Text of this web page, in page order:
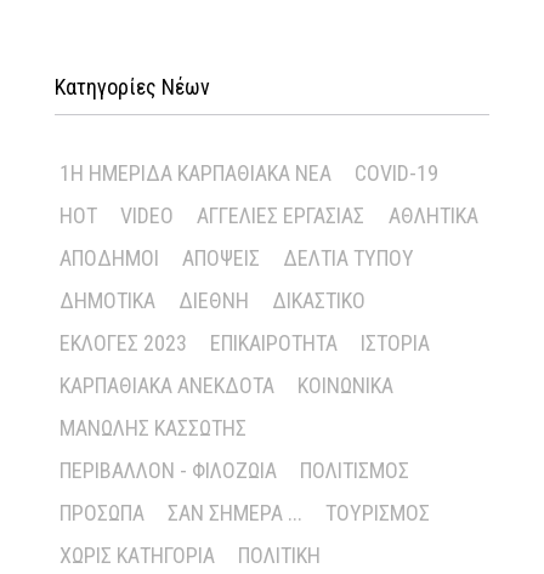
Κατηγορίες Νέων
1Η ΗΜΕΡΊΔΑ ΚΑΡΠΑΘΙΑΚΆ ΝΈΑ
COVID-19
HOT
VIDEO ΑΓΓΕΛΊΕΣ ΕΡΓΑΣΊΑΣ
ΑΘΛΗΤΙΚΆ
ΑΠΌΔΗΜΟΙ
ΑΠΌΨΕΙΣ
ΔΕΛΤΊΑ ΤΎΠΟΥ
ΔΗΜΟΤΙΚΆ
ΔΙΕΘΝΉ
ΔΙΚΑΣΤΙΚΌ
ΕΚΛΟΓΈΣ 2023
ΕΠΙΚΑΙΡΌΤΗΤΑ
ΙΣΤΟΡΊΑ
ΚΑΡΠΑΘΙΑΚΆ ΑΝΈΚΔΟΤΑ
ΚΟΙΝΩΝΙΚΆ
ΜΑΝΏΛΗΣ ΚΑΣΣΏΤΗΣ
ΠΕΡΙΒΆΛΛΟΝ - ΦΙΛΟΖΩΊΑ
ΠΟΛΙΤΙΣΜΌΣ
ΠΡΌΣΩΠΑ
ΣΑΝ ΣΉΜΕΡΑ ...
ΤΟΥΡΙΣΜΌΣ
ΧΩΡΊΣ ΚΑΤΗΓΟΡΊΑ
ΠΟΛΙΤΙΚΉ